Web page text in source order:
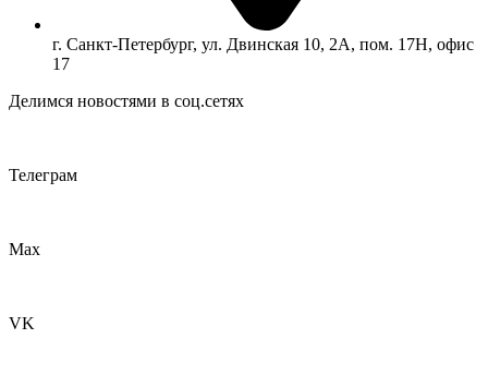
г. Санкт-Петербург, ул. Двинская 10, 2А, пом. 17Н, офис
17
Делимся новостями в соц.сетях
Телеграм
Max
VK